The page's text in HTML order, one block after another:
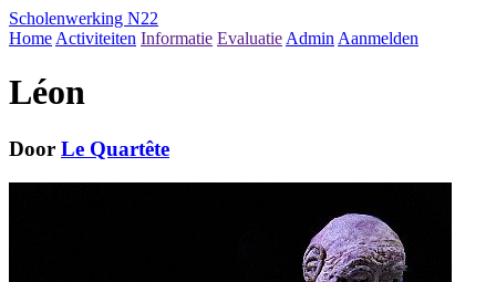
Scholenwerking N22
Home Activiteiten Informatie Evaluatie Admin Aanmelden
Léon
Door Le Quartête